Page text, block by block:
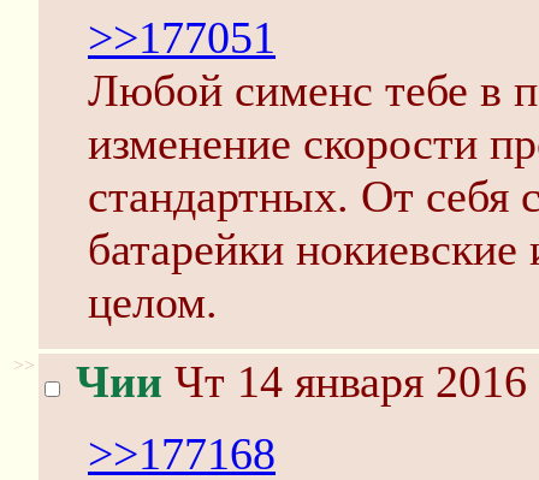
>>177051
Любой сименс тебе в
изменение скорости
стандартных. От себя
батарейки
целом.
>> Чии Чт 14 января
>>177168